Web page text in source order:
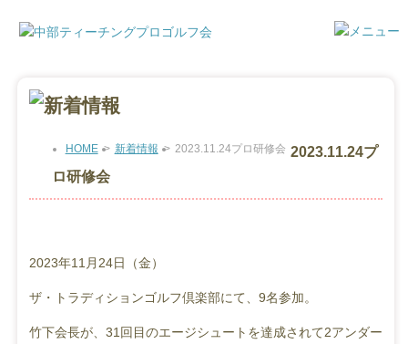
HOME> 新着情報 > 2023.11.24プロ研修会 2023.11.24プ
ロ研修会
2023年11月24日（金）
ザ・トラディションゴルフ倶楽部にて、9名参加。
竹下会長が、31回目のエージシュートを達成されて2アンダー